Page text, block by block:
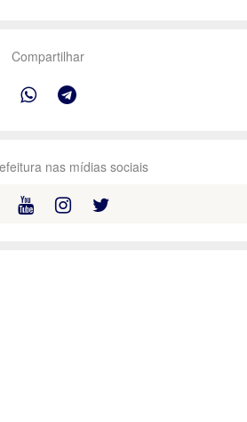
Compartilhar
nas mídias sociais